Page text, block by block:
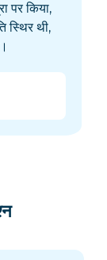
पर किया,
स्थिर थी,